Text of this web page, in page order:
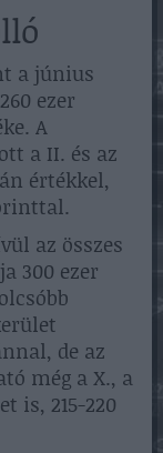
a június
ezer
A
a II. és az
értékkel,
az összes
300 ezer
de az
még a X., a
is, 215-220